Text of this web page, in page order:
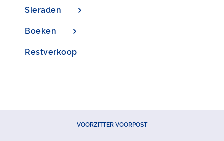
Sieraden
Boeken
Restverkoop
VOORZITTER VOORPOST